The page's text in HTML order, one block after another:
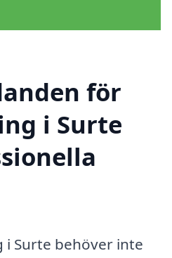
för
i Surte
i Surte behöver inte